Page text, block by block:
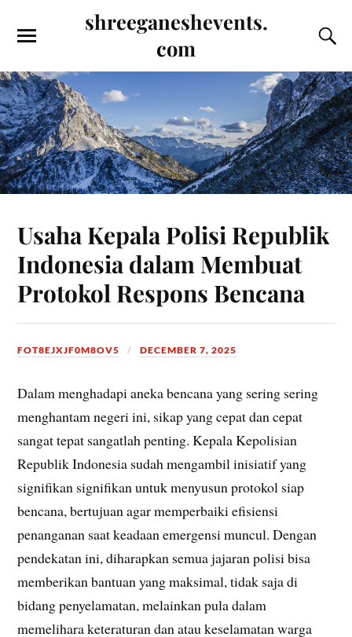
shreeganeshevents.
com
Usaha Kepala Polisi Republik
Indonesia dalam Membuat
Protokol Respons Bencana
FOT8EJXJF0M8OV5 DECEMBER 7, 2025
Dalam menghadapi aneka bencana yang sering sering
menghantam negeri ini, sikap yang cepat dan cepat
sangat tepat sangatlah penting. Kepala Kepolisian
Republik Indonesia sudah mengambil inisiatif yang
signifikan signifikan untuk menyusun protokol siap
bencana, bertujuan agar memperbaiki efisiensi
penanganan saat keadaan emergensi muncul. Dengan
pendekatan ini, diharapkan semua jajaran polisi bisa
memberikan bantuan yang maksimal, tidak saja di
bidang penyelamatan, melainkan pula dalam
memelihara keteraturan dan atau keselamatan warga